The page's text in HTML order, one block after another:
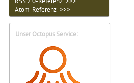
Atom-Referenz >>>
Unser Octopus Service: